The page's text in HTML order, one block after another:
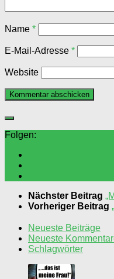
Name *
E-Mail-Adresse *
Website
Folgen:
Nächster Beitrag
Vorheriger Beitrag
Neueste Beiträge
Neueste
Schlagwörter